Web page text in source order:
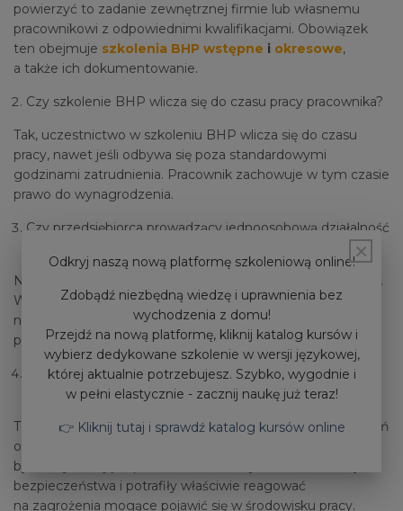
powierzyć to zadanie zewnętrznej firmie lub własnemu
pracownikowi z odpowiednimi kwalifikacjami. Obowiązek
ten obejmuje szkolenia BHP wstępne i okresowe,
a także ich dokumentowanie.
Czy szkolenie BHP wlicza się do czasu pracy pracownika?
Tak, uczestnictwo w szkoleniu BHP wlicza się do czasu
pracy, nawet jeśli odbywa się poza standardowymi
godzinami zatrudnienia. Pracownik zachowuje w tym czasie
prawo do wynagrodzenia.
Czy przedsiębiorca prowadzący jednoosobową działalność
Nie ma takiego obowiązku, jeśli nie zatrudnia pracowników.
W momencie podjęcia współpracy z personelem (nawet
na pojedynczą umowę o pracę) pojawia się konieczność
przeszkolenia zarówno siebie, jak i zatrudnionej osoby.
Czy właściciel firmy musi odbyć szkolenie okresowe
Tak, jeśli jest pracodawcą, ma obowiązek odbywania szkoleń
okresowych. Wynika to z przepisów, które wymagają,
by osoby kierujące pracownikami znały aktualne zasady
bezpieczeństwa i potrafiły właściwie reagować
na zagrożenia mogące pojawić się w środowisku pracy.
×
Odkryj naszą nową platformę szkoleniową online!
Zdobądź niezbędną wiedzę i uprawnienia bez
wychodzenia z domu!
Przejdź na nową platformę, kliknij katalog kursów i
wybierz dedykowane szkolenie w wersji językowej,
której aktualnie potrzebujesz. Szybko, wygodnie i
w pełni elastycznie - zacznij naukę już teraz!
👉 Kliknij tutaj i sprawdź katalog kursów online